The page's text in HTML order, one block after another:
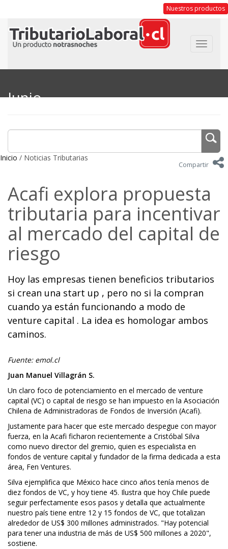
Nuestros productos
Toggle
Junio
Inicio / Noticias Tributarias
Compartir
Acafi explora propuesta
tributaria para incentivar
al mercado del capital de
riesgo
Hoy las empresas tienen beneficios tributarios
si crean una start up , pero no si la compran
cuando ya están funcionando a modo de
venture capital . La idea es homologar ambos
caminos.
Fuente: emol.cl
Juan Manuel Villagrán S.
Un claro foco de potenciamiento en el mercado de venture
capital (VC) o capital de riesgo se han impuesto en la Asociación
Chilena de Administradoras de Fondos de Inversión (Acafi).
Justamente para hacer que este mercado despegue con mayor
fuerza, en la Acafi ficharon recientemente a Cristóbal Silva
como nuevo director del gremio, quien es especialista en
fondos de venture capital y fundador de la firma dedicada a esta
área, Fen Ventures.
Silva ejemplifica que México hace cinco años tenía menos de
diez fondos de VC, y hoy tiene 45. Ilustra que hoy Chile puede
seguir perfectamente esos pasos y detalla que actualmente
nuestro país tiene entre 12 y 15 fondos de VC, que totalizan
alrededor de US$ 300 millones administrados. "Hay potencial
para tener una industria de más de US$ 500 millones a 2020",
sostiene.